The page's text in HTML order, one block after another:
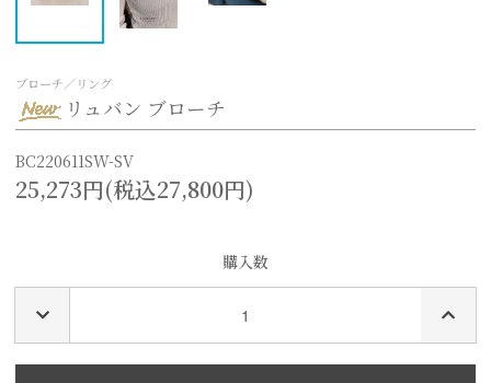
ブローチ／リング
リュバン ブローチ
BC220611SW-SV
25,273円(税込27,800円)
購入数